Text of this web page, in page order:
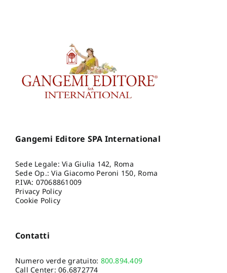
Gangemi Editore SPA International
Sede Legale: Via Giulia 142, Roma
Sede Op.: Via Giacomo Peroni 150, Roma
P.IVA: 07068861009
Privacy Policy
Cookie Policy
Contatti
Numero verde gratuito: 800.894.409
Call Center:06.6872774